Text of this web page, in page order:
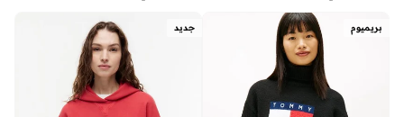
بريميوم جديد